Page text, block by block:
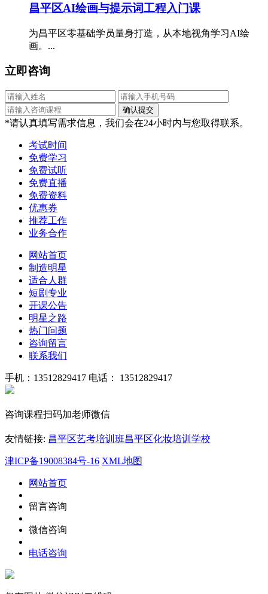
​昌平区AI绘画与提示词工程入门课
为昌平区零基础学员量身打造，从本地视角学习AI绘
画。...
立即咨询
*请认真填写需求信息，我们会在24小时内与您取得联系。
考试时间
免费学习
免费试听
免费直播
免费资料
优惠券
推荐工作
业务合作
网站首页
制造明星
适合人群
短剧专业
开课公告
明星之路
热门问题
咨询留言
联系我们
手机：13512829417 电话： 13512829417
咨询课程扫码加老师微信
友情链接: 昌平区艺考培训班昌平区化妆培训学校
津ICP备19008384号-16 XML地图
网站首页
留言咨询
微信咨询
电话咨询